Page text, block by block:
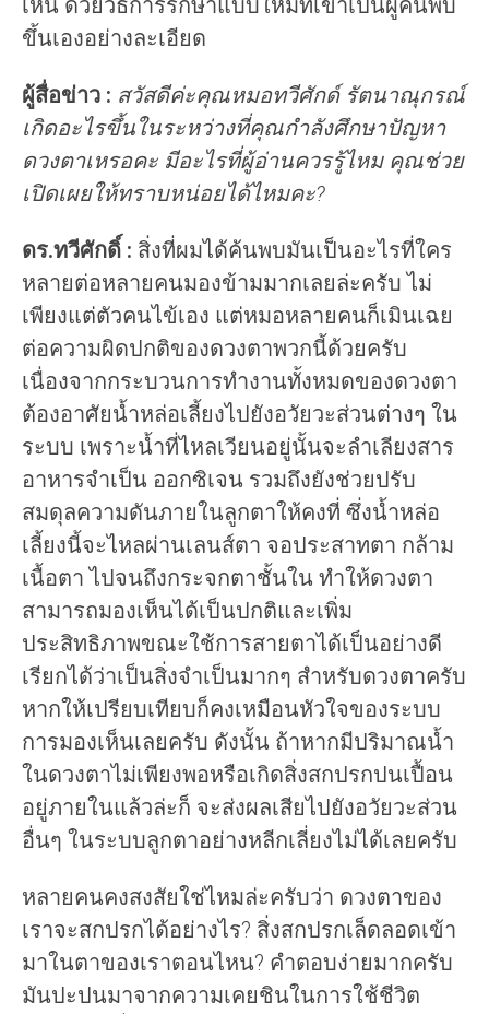
เห็น ด้วยวิธีการรักษาแบบใหม่ที่เขาเป็นผู้ค้นพบ
ขึ้นเองอย่างละเอียด
ผู้สื่อข่าว : สวัสดีค่ะคุณหมอทวีศักด์ รัตนาณุกรณ์
เกิดอะไรขึ้นในระหว่างที่คุณกำลังศึกษาปัญหา
ดวงตาเหรอคะ มีอะไรที่ผู้อ่านควรรู้ไหม คุณช่วย
เปิดเผยให้ทราบหน่อยได้ไหมคะ?
ดร.ทวีศักดิ์ : สิ่งที่ผมได้ค้นพบมันเป็นอะไรที่ใคร
หลายต่อหลายคนมองข้ามมากเลยล่ะครับ ไม่
เพียงแต่ตัวคนไข้เอง แต่หมอหลายคนก็เมินเฉย
ต่อความผิดปกติของดวงตาพวกนี้ด้วยครับ
เนื่องจากกระบวนการทำงานทั้งหมดของดวงตา
ต้องอาศัยน้ำหล่อเลี้ยงไปยังอวัยวะส่วนต่างๆ ใน
ระบบ เพราะน้ำที่ไหลเวียนอยู่นั้นจะลำเลียงสาร
อาหารจำเป็น ออกซิเจน รวมถึงยังช่วยปรับ
สมดุลความดันภายในลูกตาให้คงที่ ซึ่งน้ำหล่อ
เลี้ยงนี้จะไหลผ่านเลนส์ตา จอประสาทตา กล้าม
เนื้อตา ไปจนถึงกระจกตาชั้นใน ทำให้ดวงตา
สามารถมองเห็นได้เป็นปกติและเพิ่ม
ประสิทธิภาพขณะใช้การสายตาได้เป็นอย่างดี
เรียกได้ว่าเป็นสิ่งจำเป็นมากๆ สำหรับดวงตาครับ
หากให้เปรียบเทียบก็คงเหมือนหัวใจของระบบ
การมองเห็นเลยครับ ดังนั้น ถ้าหากมีปริมาณน้ำ
ในดวงตาไม่เพียงพอหรือเกิดสิ่งสกปรกปนเปื้อน
อยู่ภายในแล้วล่ะก็ จะส่งผลเสียไปยังอวัยวะส่วน
อื่นๆ ในระบบลูกตาอย่างหลีกเลี่ยงไม่ได้เลยครับ
หลายคนคงสงสัยใช่ไหมล่ะครับว่า ดวงตาของ
เราจะสกปรกได้อย่างไร? สิ่งสกปรกเล็ดลอดเข้า
มาในตาของเราตอนไหน? คำตอบง่ายมากครับ
มันปะปนมาจากความเคยชินในการใช้ชีวิต